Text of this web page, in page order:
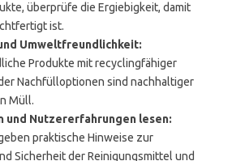
überprüfe die Ergiebigkeit, damit
ist.
Umweltfreundlichkeit:
Produkte mit recyclingfähiger
Nachfülloptionen sind nachhaltiger
Müll.
und Nutzererfahrungen lesen:
praktische Hinweise zur
Sicherheit der Reinigungsmittel und